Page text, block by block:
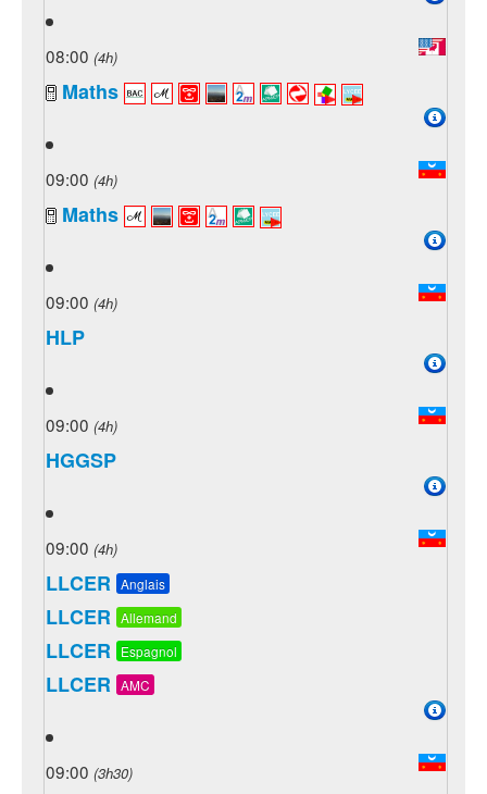
08:00 (4h)
Maths
09:00 (4h)
Maths
09:00 (4h)
HLP
09:00 (4h)
HGGSP
09:00 (4h)
LLCER Anglais
LLCER Allemand
LLCER Espagnol
LLCER AMC
09:00 (3h30)